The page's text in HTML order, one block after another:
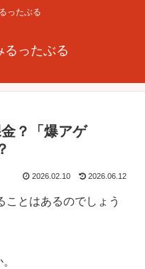
ったぶる
るったぶる
？「爆アゲ
2026.02.10 2026.06.12
ことはあるのでしょう